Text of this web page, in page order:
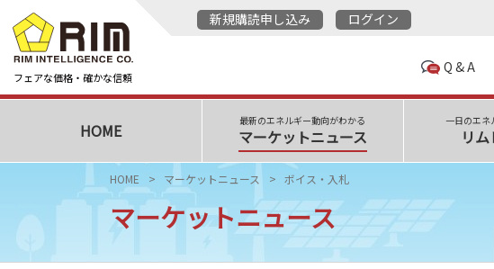
フェアな価格・確かな信頼
新規購読申し込み ログイン
Q & A
HOME 最新のエネルギー動向がわかる
マーケットニュース
一日のエネ
リ
HOME マーケットニュース ボイス・入札
マーケットニュース